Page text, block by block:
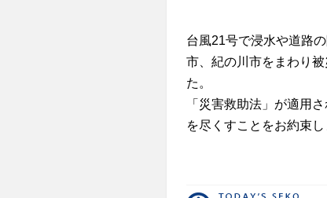
台風21号で浸水や道路
市、紀の川市をまわり
た。
「災害救助法」が適用
を尽くすことをお約束し